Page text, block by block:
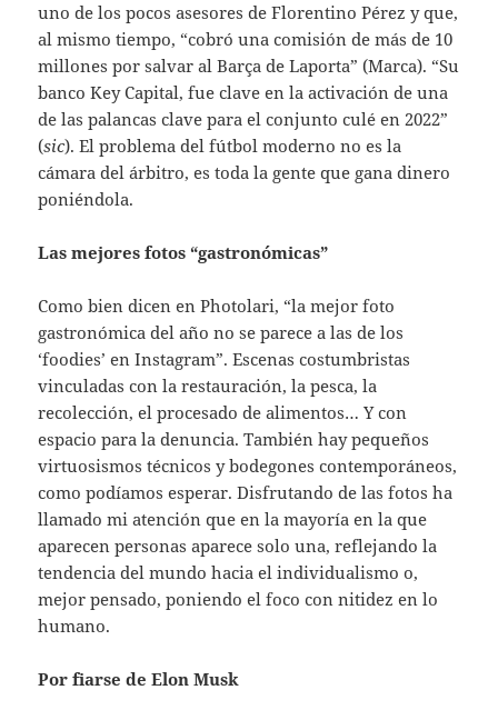
uno de los pocos asesores de Florentino Pérez y que,
al mismo tiempo, “cobró una comisión de más de 10
millones por salvar al Barça de Laporta” (Marca). “Su
banco Key Capital, fue clave en la activación de una
de las palancas clave para el conjunto culé en 2022”
(sic). El problema del fútbol moderno no es la
cámara del árbitro, es toda la gente que gana dinero
poniéndola.
Las mejores fotos “gastronómicas”
Como bien dicen en Photolari, “la mejor foto
gastronómica del año no se parece a las de los
‘foodies’ en Instagram”. Escenas costumbristas
vinculadas con la restauración, la pesca, la
recolección, el procesado de alimentos… Y con
espacio para la denuncia. También hay pequeños
virtuosismos técnicos y bodegones contemporáneos,
como podíamos esperar. Disfrutando de las fotos ha
llamado mi atención que en la mayoría en la que
aparecen personas aparece solo una, reflejando la
tendencia del mundo hacia el individualismo o,
mejor pensado, poniendo el foco con nitidez en lo
humano.
Por fiarse de Elon Musk